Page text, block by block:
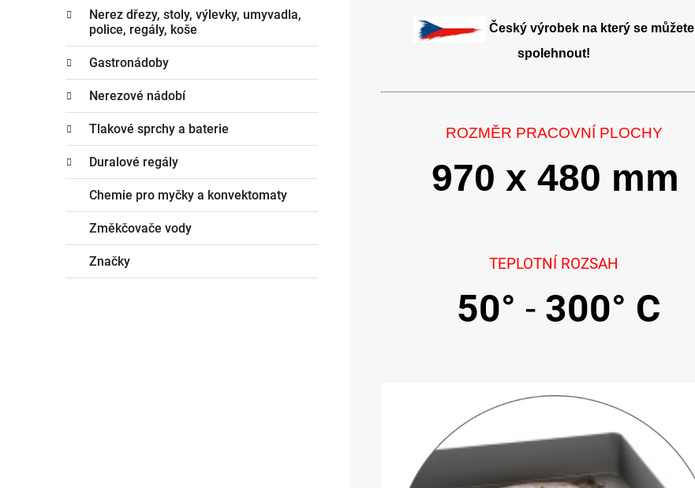
Nerez dřezy, stoly, výlevky, umyvadla,
police, regály, koše
Gastronádoby
Nerezové nádobí
Tlakové sprchy a baterie
Duralové regály
Chemie pro myčky a konvektomaty
Změkčovače vody
Značky
Český výrobek na který se můžete
spolehnout!
ROZMĚR PRACOVNÍ PLOCHY
970 x 480 mm
TEPLOTNÍ ROZSAH
50°- 300° C